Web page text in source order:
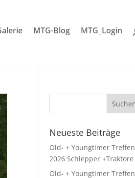
MTG-Blog MTG_Login
Neueste Beiträge
Old- + Youngtimer Treffen
2026 Schlepper +Traktore
Old- + Youngtimer Treffen